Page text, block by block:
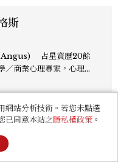
斯
(Angus) 占星資歷20餘
／商業心理專家，心理諮
相關著作，專業領域涵蓋
生命靈數、盧恩符文、色
心理測驗與占卜等。 《F
》 ★線上課程：《2025
網站分析技術。若您未點選
已同意本站之隱私權政策 。